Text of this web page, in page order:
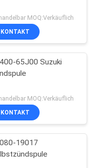
MOQ:Verkäuflich
KONTAKT
65J00 Suzuki
MOQ:Verkäuflich
KONTAKT
19017